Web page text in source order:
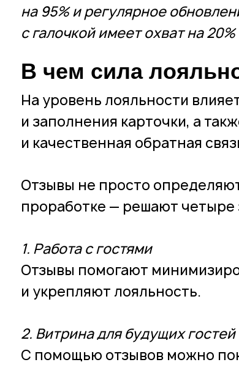
на 95% и регулярное
с галочкой имеет охват на
В чем сила
На уровень лояльности
и заполнения карточки, а
и качественная обратная
Отзывы не просто
проработке — решают четыре
1. Работа с гостями
Отзывы помогают
и укрепляют лояльность.
2. Витрина для будущих гостей
С помощью отзывов можно